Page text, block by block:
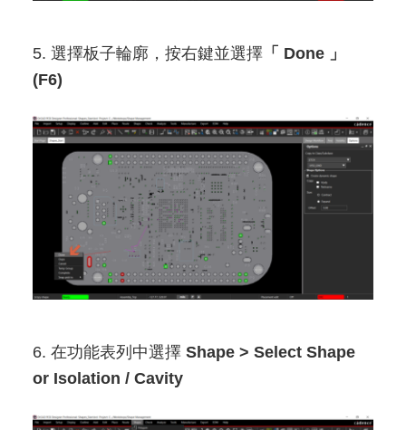
5. 選擇板子輪廓，按右鍵並選擇「 Done 」
(F6)
6. 在功能表列中選擇 Shape > Select Shape
or Isolation / Cavity